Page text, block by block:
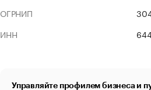
ОГРНИП
ИНН
Управляйте профилем бизнеса и